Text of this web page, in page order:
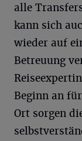
alle
kann sich
wieder auf
Betreuung
Beginn an
Ort sorgen